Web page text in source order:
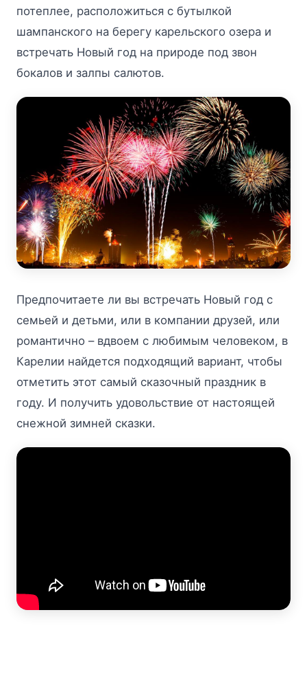
потеплее, расположиться с бутылкой
шампанского на берегу карельского озера и
встречать Новый год на природе под звон
бокалов и залпы салютов.
Предпочитаете ли вы встречать Новый год с
семьей и детьми, или в компании друзей, или
романтично – вдвоем с любимым человеком, в
Карелии найдется подходящий вариант, чтобы
отметить этот самый сказочный праздник в
году. И получить удовольствие от настоящей
снежной зимней сказки.